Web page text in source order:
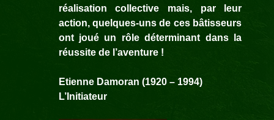
réalisation collective mais, par leur
action, quelques-uns de ces bâtisseurs
ont joué un rôle déterminant dans la
réussite de l’aventure !
Etienne Damoran (1920 –1994)
L’Initiateur